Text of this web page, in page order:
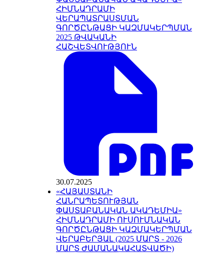
ՀԻՄՆԱԴՐԱՄԻ
ՎԵՐԱՊԱՏՐԱՍՏՄԱՆ
ԳՈՐԾԸՆԹԱՑԻ ԿԱԶՄԱԿԵՐՊՄԱՆ
2025 ԹՎԱԿԱՆԻ
ՀԱՇՎԵՏՎՈՒԹՅՈՒՆ
30.07.2025
«ՀԱՅԱՍՏԱՆԻ
ՀԱՆՐԱՊԵՏՈՒԹՅԱՆ
ՓԱՍՏԱԲԱՆԱԿԱՆ ԱԿԱԴԵՄԻԱ»
ՀԻՄՆԱԴՐԱՄԻ ՈՒՍՈՒՄՆԱԿԱՆ
ԳՈՐԾԸՆԹԱՑԻ ԿԱԶՄԱԿԵՐՊՄԱՆ
ՎԵՐԱԲԵՐՅԱԼ (2025 ՄԱՐՏ - 2026
ՄԱՐՏ ԺԱՄԱՆԱԿԱՀԱՏՎԱԾԻ)